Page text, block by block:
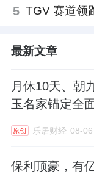
5
最新文章
月休10天、朝
玉名家锚定全
原创 乐居财经 08-06
保利顶豪，有